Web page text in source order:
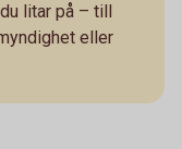
litar på – till
eller